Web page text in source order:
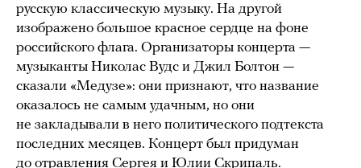
русскую классическую музыку. На другой
изображено большое красное сердце на фоне
российского флага. Организаторы концерта —
музыканты Николас Вудс и Джил Болтон —
сказали «Медузе»: они признают, что название
оказалось не самым удачным, но они
не закладывали в него политического подтекста
последних месяцев. Концерт был придуман
до отравления Сергея и Юлии Скрипаль.